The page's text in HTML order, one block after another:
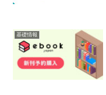
基礎情報